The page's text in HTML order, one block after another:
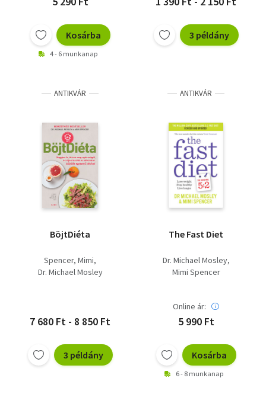
Kosárba
4 - 6 munkanap
3 példány
ANTIKVÁR
BöjtDiéta
Spencer, Mimi
Dr. Michael Mosley
7 680 Ft - 8 850 Ft
3 példány
ANTIKVÁR
The Fast Diet
Dr. Michael Mosley
Mimi Spencer
Online ár:
5 990 Ft
Kosárba
6 - 8 munkanap